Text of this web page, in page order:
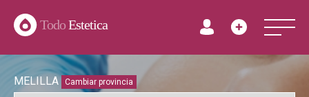
TodoEstetica
MELILLA Cambiar provincia